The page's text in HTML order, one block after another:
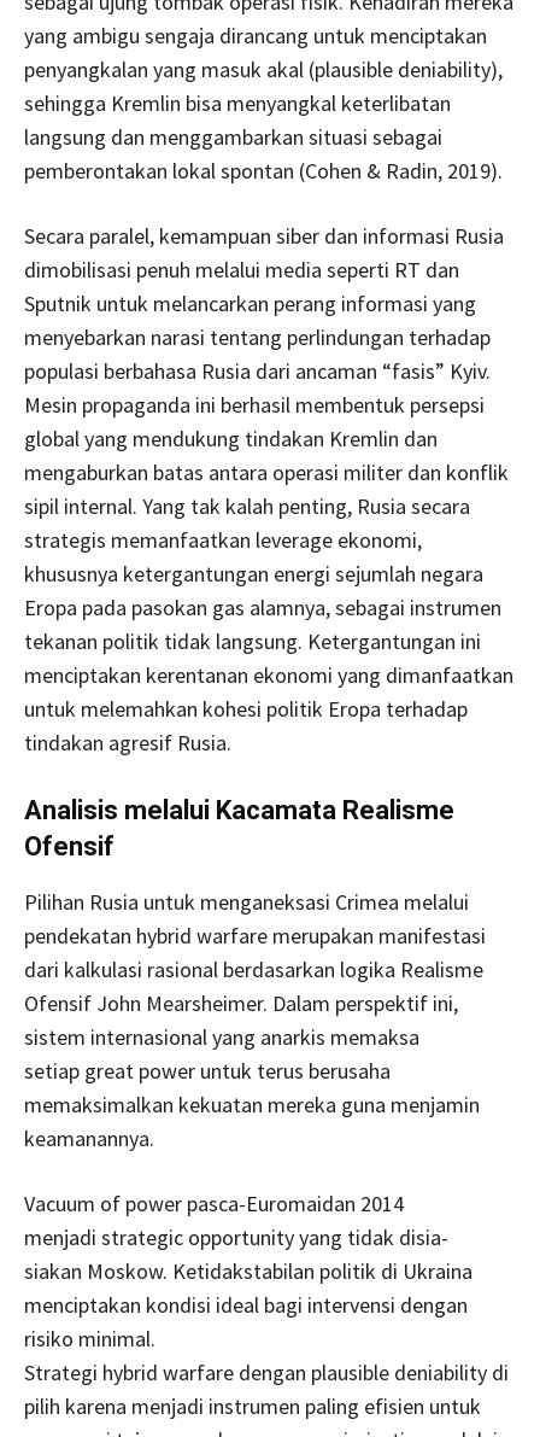
yang ambigu sengaja dirancang untuk menciptakan
penyangkalan yang masuk akal (plausible deniability),
sehingga Kremlin bisa menyangkal keterlibatan
langsung dan menggambarkan situasi sebagai
pemberontakan lokal spontan (Cohen & Radin, 2019).
Secara paralel, kemampuan siber dan informasi Rusia
dimobilisasi penuh melalui media seperti RT dan
Sputnik untuk melancarkan perang informasi yang
menyebarkan narasi tentang perlindungan terhadap
populasi berbahasa Rusia dari ancaman “fasis” Kyiv.
Mesin propaganda ini berhasil membentuk persepsi
global yang mendukung tindakan Kremlin dan
mengaburkan batas antara operasi militer dan konflik
sipil internal. Yang tak kalah penting, Rusia secara
strategis memanfaatkan leverage ekonomi,
khususnya ketergantungan energi sejumlah negara
Eropa pada pasokan gas alamnya, sebagai instrumen
tekanan politik tidak langsung. Ketergantungan ini
menciptakan kerentanan ekonomi yang dimanfaatkan
untuk melemahkan kohesi politik Eropa terhadap
tindakan agresif Rusia.
Analisis melalui Kacamata Realisme
Ofensif
Pilihan Rusia untuk menganeksasi Crimea melalui
pendekatan hybrid warfare merupakan manifestasi
dari kalkulasi rasional berdasarkan logika Realisme
Ofensif John Mearsheimer. Dalam perspektif ini,
sistem internasional yang anarkis memaksa
setiap great power untuk terus berusaha
memaksimalkan kekuatan mereka guna menjamin
keamanannya.
Vacuum of power pasca-Euromaidan 2014
menjadi strategic opportunity yang tidak disia-
siakan Moskow. Ketidakstabilan politik di Ukraina
menciptakan kondisi ideal bagi intervensi dengan
risiko minimal.
Strategi hybrid warfare dengan plausible deniability di
pilih karena menjadi instrumen paling efisien untuk